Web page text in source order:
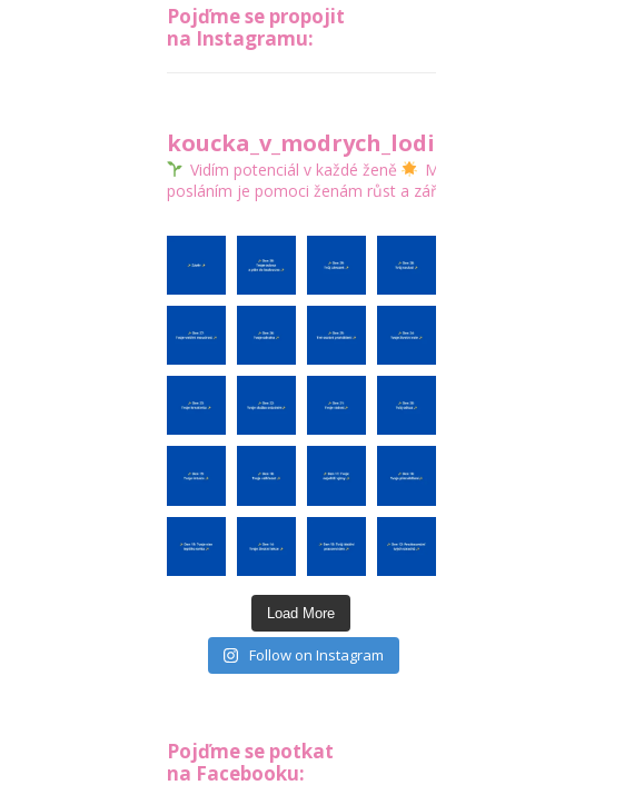
Pojďme se propojit
na Instagramu:
koucka_v_modrych_lodickach
Vidím potenciál v každé ženě
Mým
posláním je pomoci ženám růst a zářit
Load More
Follow on Instagram
Pojďme se potkat
na Facebooku: